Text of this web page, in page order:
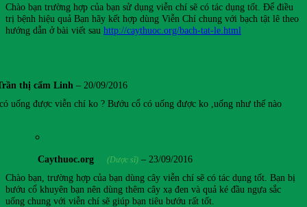
Chào bạn trường hợp của bạn sử dụng viễn chí sẽ có tác dụng tốt. Để điều
trị bệnh hiệu quả Bạn hãy kết hợp dùng Viễn Chí chung với bạch tật lê theo
hướng dẫn ở bài viết sau http://caythuoc.org/bach-tat-le.html
thị cẩm Linh – 20/09/2016
uống được viễn chí ko ? Bướu cổ có uống được ko ,uống như thế nào
Caythuoc.org (Dược sĩ) – 23/09/2016
Chào bạn, trường hợp của bạn dùng cây viễn chí sẽ có tác dụng tốt. Bạn bị
bướu cổ khuyên bạn nên dùng thêm cây xạ đen và quả ké đầu ngựa sắc
uống chung với viễn chí sẽ giúp bạn tiêu bướu rất tốt.